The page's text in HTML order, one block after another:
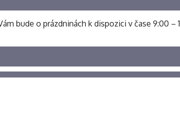
bude o prázdninách k dispozici v čase 9:00 –